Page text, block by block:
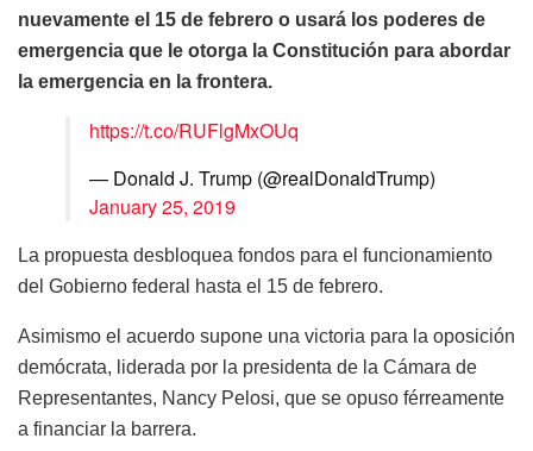
nuevamente el 15 de febrero o usará los poderes de
emergencia que le otorga la Constitución para abordar
la emergencia en la frontera.
https://t.co/RUFlgMxOUq
— Donald J. Trump (@realDonaldTrump)
January 25, 2019
La propuesta desbloquea fondos para el funcionamiento
del Gobierno federal hasta el 15 de febrero.
Asimismo el acuerdo supone una victoria para la oposición
demócrata, liderada por la presidenta de la Cámara de
Representantes, Nancy Pelosi, que se opuso férreamente
a financiar la barrera.